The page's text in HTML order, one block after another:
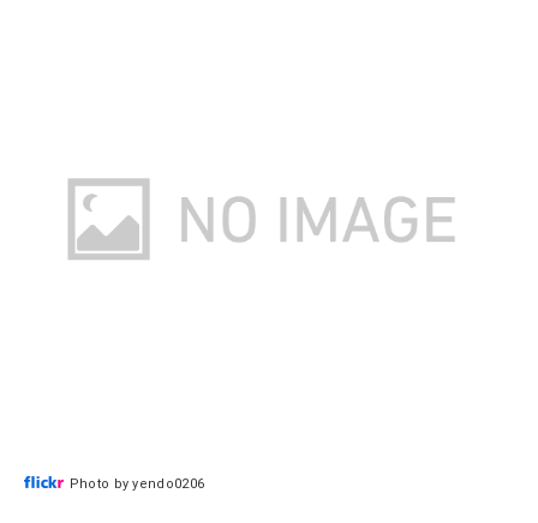
Photo by yendo0206